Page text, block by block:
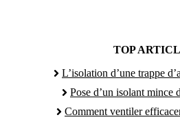
TOP
L’isolation d’une trappe
Pose d’un isolant mince
Comment ventiler